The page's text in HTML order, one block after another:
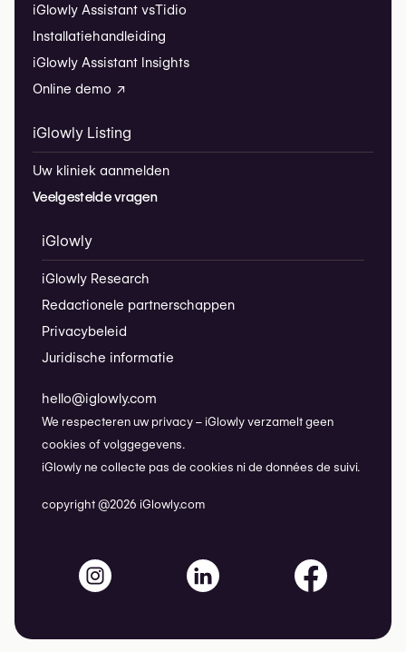
iGlowly Assistant vsTidio
Installatiehandleiding
iGlowly Assistant Insights
Online demo ↗
iGlowly Listing
Uw kliniek aanmelden
Veelgestelde vragen
iGlowly
iGlowly Research
Redactionele partnerschappen
Privacybeleid
Juridische informatie
hello@iglowly.com
We respecteren uw privacy – iGlowly verzamelt geen
cookies of volggegevens.
iGlowly ne collecte pas de cookies ni de données de suivi.
copyright @2026 iGlowly.com